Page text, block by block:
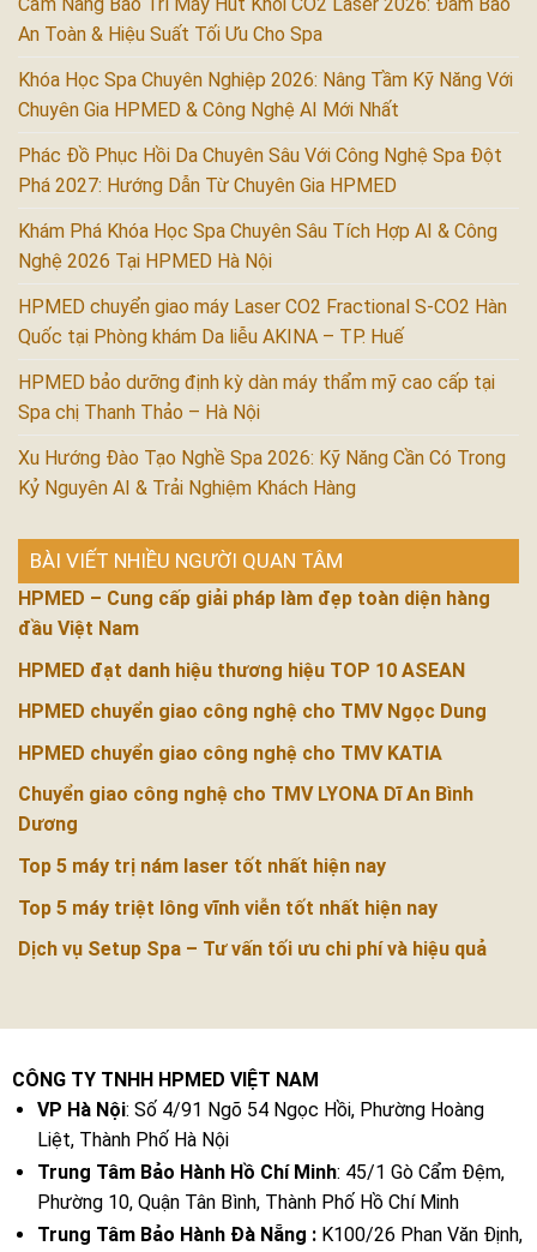
An Toàn & Hiệu Suất Tối Ưu Cho Spa
Khóa Học Spa Chuyên Nghiệp 2026: Nâng Tầm Kỹ Năng Với
Chuyên Gia HPMED & Công Nghệ AI Mới Nhất
Phác Đồ Phục Hồi Da Chuyên Sâu Với Công Nghệ Spa Đột
Phá 2027: Hướng Dẫn Từ Chuyên Gia HPMED
Khám Phá Khóa Học Spa Chuyên Sâu Tích Hợp AI & Công
Nghệ 2026 Tại HPMED Hà Nội
HPMED chuyển giao máy Laser CO2 Fractional S-CO2 Hàn
Quốc tại Phòng khám Da liễu AKINA – TP. Huế
HPMED bảo dưỡng định kỳ dàn máy thẩm mỹ cao cấp tại
Spa chị Thanh Thảo – Hà Nội
Xu Hướng Đào Tạo Nghề Spa 2026: Kỹ Năng Cần Có Trong
Kỷ Nguyên AI & Trải Nghiệm Khách Hàng
BÀI VIẾT NHIỀU NGƯỜI QUAN TÂM
HPMED – Cung cấp giải pháp làm đẹp toàn diện hàng
đầu Việt Nam
HPMED đạt danh hiệu thương hiệu TOP 10 ASEAN
HPMED chuyển giao công nghệ cho TMV Ngọc Dung
HPMED chuyển giao công nghệ cho TMV KATIA
Chuyển giao công nghệ cho TMV LYONA Dĩ An Bình
Dương
Top 5 máy trị nám laser tốt nhất hiện nay
Top 5 máy triệt lông vĩnh viễn tốt nhất hiện nay
Dịch vụ Setup Spa – Tư vấn tối ưu chi phí và hiệu quả
CÔNG TY TNHH HPMED VIỆT NAM
VP Hà Nội: Số 4/91 Ngõ 54 Ngọc Hồi, Phường Hoàng
Liệt, Thành Phố Hà Nội
Trung Tâm Bảo Hành Hồ Chí Minh: 45/1 Gò Cẩm Đệm,
Phường 10, Quận Tân Bình, Thành Phố Hồ Chí Minh
Trung Tâm Bảo Hành Đà Nẵng :K100/26 Phan Văn Định,